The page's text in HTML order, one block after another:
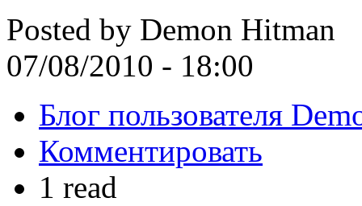
Posted by Demon Hitman
07/08/2010 - 18:00
Блог пользователя
Комментировать
1 read